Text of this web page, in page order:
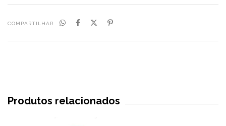
COMPARTILHAR
Produtos relacionados